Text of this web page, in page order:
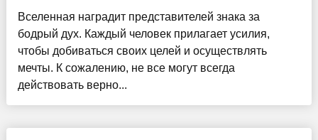
Вселенная наградит представителей знака за
бодрый дух. Каждый человек прилагает усилия,
чтобы добиваться своих целей и осуществлять
мечты. К сожалению, не все могут всегда
действовать верно...